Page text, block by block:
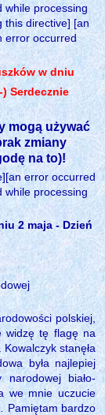
while processing
this directive] [an
error occurred
w dniu
) Serdecznie
mogą używać
zmiany
na to)!
error occurred
while processing
2 maja - Dzień
polskiej,
widzę tę flagę na
stanęła
była najlepiej
narodowej biało-
we mnie uczucie
Pamiętam bardzo